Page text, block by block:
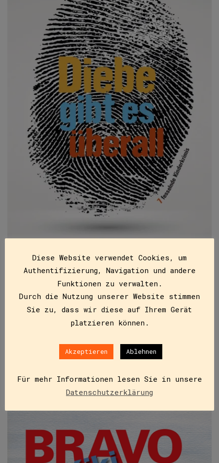
Diebe gibt es überall (E-Book)
9783991280576
9,99
Sieben brisante Geschichten rund um das Thema
Diebstahl, fesselnd geschrieben, gut lesbar und voll
Diese Website verwendet Cookies, um
Authentifizierung, Navigation und andere
Funktionen zu verwalten.
Durch die Nutzung unserer Website stimmen
Sie zu, dass wir diese auf Ihrem Gerät
platzieren können.
Akzeptieren Ablehnen
Für mehr Informationen lesen Sie in unsere
Datenschutzerklärung